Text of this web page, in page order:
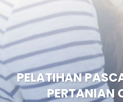
PELATIHAN
PERTANIAN